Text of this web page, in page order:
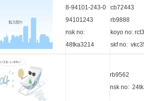
8-94101-243-0
94101243
nsk no:
48tka3214
cb72443
rb9888
koyo no:
skf no:
rb9562
nsk no: